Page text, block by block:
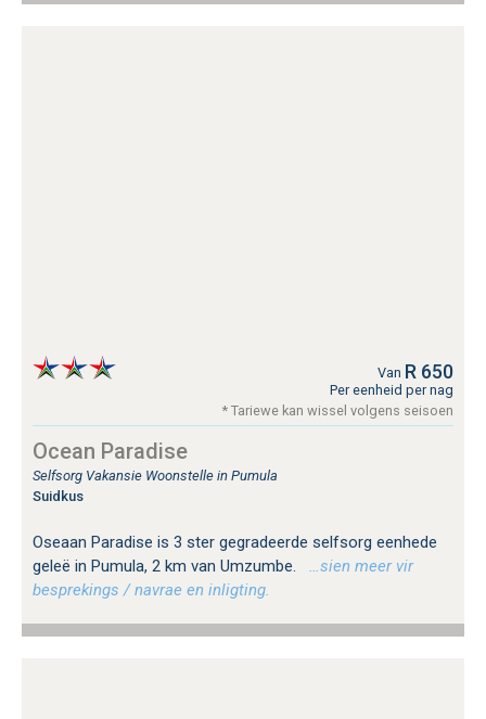
Van R 650
Per eenheid per nag
* Tariewe kan wissel volgens seisoen
Ocean Paradise
Selfsorg Vakansie Woonstelle in Pumula
Suidkus
Oseaan Paradise is 3 ster gegradeerde selfsorg eenhede
geleë in Pumula, 2 km van Umzumbe.
…sien meer vir
besprekings / navrae en inligting.